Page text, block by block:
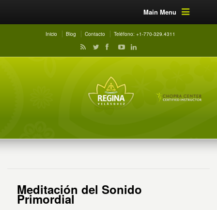
Main Menu
Inicio Blog Contacto Teléfono: +1-770-329.4311
Meditación del Sonido
Primordial